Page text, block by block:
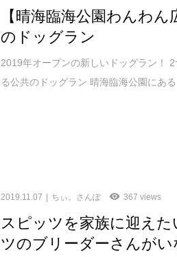
【晴海臨海公園わんわ
のドッグラン
2019年オープンの新しいドッグラン！
る公共のドッグラン 晴海臨海公園にあ
2019.11.07 ちぃ。さんぽ 367 views
スピッツを家族に迎え
ツのブリーダーさんが